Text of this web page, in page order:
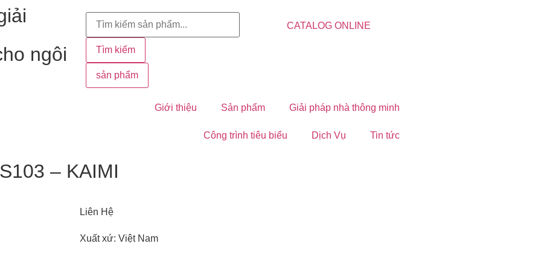
ngôi
Tìm kiếm
sản phẩm
CATALOG ONLINE
Giới thiệu Sản phẩm Giải pháp nhà thông minh
Công trình tiêu biểu Dịch Vụ Tin tức
– KAIMI
Liên Hệ
Xuất xứ: Việt Nam